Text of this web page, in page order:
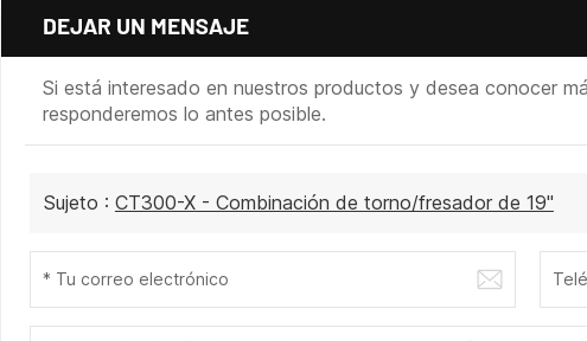
DEJAR UN MENSAJE
Si está interesado en nuestros productos y desea conocer
responderemos lo antes posible.
Sujeto : CT300-X - Combinación de torno/fresador de 19"